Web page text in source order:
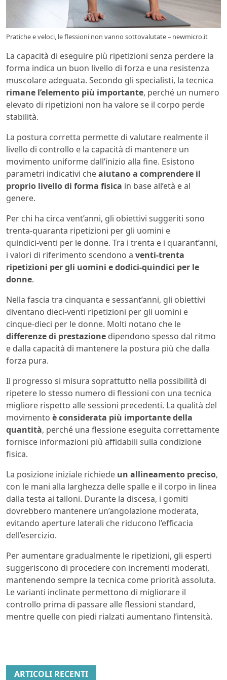
Pratiche e veloci, le flessioni non vanno sottovalutate – newmicro.it
La capacità di eseguire più ripetizioni senza perdere la
forma indica un buon livello di forza e una resistenza
muscolare adeguata. Secondo gli specialisti, la tecnica
rimane l’elemento più importante, perché un numero
elevato di ripetizioni non ha valore se il corpo perde
stabilità.
La postura corretta permette di valutare realmente il
livello di controllo e la capacità di mantenere un
movimento uniforme dall’inizio alla fine. Esistono
parametri indicativi cheaiutano a comprendere il
proprio livello di forma fisica in base all’età e al
genere.
Per chi ha circa vent’anni, gli obiettivi suggeriti sono
trenta‑quaranta ripetizioni per gli uomini e
quindici‑venti per le donne. Tra i trenta e i quarant’anni,
i valori di riferimento scendono a venti‑trenta
ripetizioni per gli uomini e dodici‑quindici per le
donne.
Nella fascia tra cinquanta e sessant’anni, gli obiettivi
diventano dieci‑venti ripetizioni per gli uomini e
cinque‑dieci per le donne. Molti notano che le
differenze di prestazione dipendono spesso dal ritmo
e dalla capacità di mantenere la postura più che dalla
forza pura.
Il progresso si misura soprattutto nella possibilità di
ripetere lo stesso numero di flessioni con una tecnica
migliore rispetto alle sessioni precedenti. La qualità del
movimento è considerata più importante della
quantità, perché una flessione eseguita correttamente
fornisce informazioni più affidabili sulla condizione
fisica.
La posizione iniziale richiede un allineamento preciso,
con le mani alla larghezza delle spalle e il corpo in linea
dalla testa ai talloni. Durante la discesa, i gomiti
dovrebbero mantenere un’angolazione moderata,
evitando aperture laterali che riducono l’efficacia
dell’esercizio.
Per aumentare gradualmente le ripetizioni, gli esperti
suggeriscono di procedere con incrementi moderati,
mantenendo sempre la tecnica come priorità assoluta.
Le varianti inclinate permettono di migliorare il
controllo prima di passare alle flessioni standard,
mentre quelle con piedi rialzati aumentano l’intensità.
ARTICOLI RECENTI